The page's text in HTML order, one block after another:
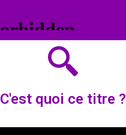
C'est quoi ce titre ?